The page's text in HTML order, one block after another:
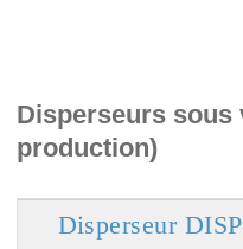
Disperseurs sous
production)
Disperseur